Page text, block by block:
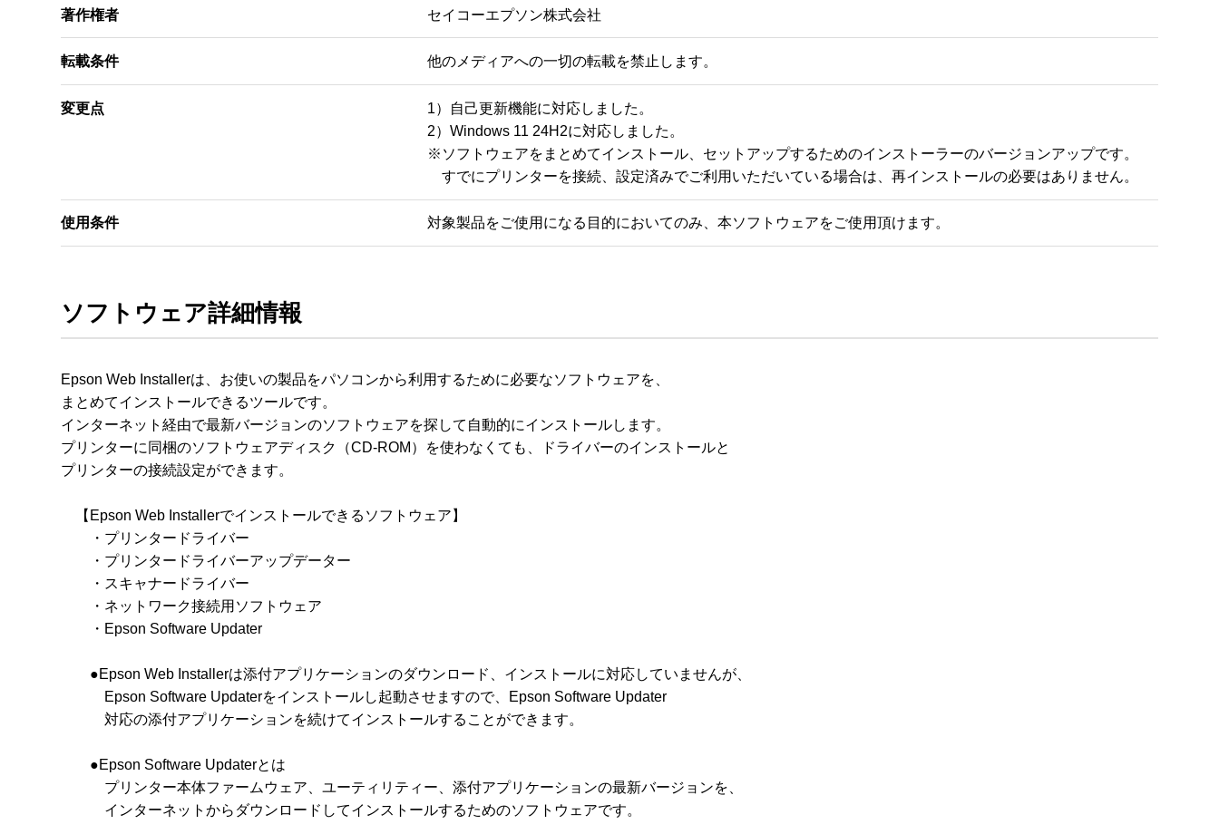
著作権者 セイコーエプソン株式会社
転載条件 他のメディアへの一切の転載を禁止します。
変更点
1）自己更新機能に対応しました。
2）Windows 11 24H2に対応しました。
※ソフトウェアをまとめてインストール、セットアップするためのインストーラーのバージョンアップです。
すでにプリンターを接続、設定済みでご利用いただいている場合は、再インストールの必要はありません。
使用条件 対象製品をご使用になる目的においてのみ、本ソフトウェアをご使用頂けます。
ソフトウェア詳細情報
Epson Web Installerは、お使いの製品をパソコンから利用するために必要なソフトウェアを、
まとめてインストールできるツールです。
インターネット経由で最新バージョンのソフトウェアを探して自動的にインストールします。
プリンターに同梱のソフトウェアディスク（CD-ROM）を使わなくても、ドライバーのインストールと
プリンターの接続設定ができます。
【Epson Web Installerでインストールできるソフトウェア】
・プリンタードライバー
・プリンタードライバーアップデーター
・スキャナードライバー
・ネットワーク接続用ソフトウェア
・Epson Software Updater
●Epson Web Installerは添付アプリケーションのダウンロード、インストールに対応していませんが、
Epson Software Updaterをインストールし起動させますので、Epson Software Updater
対応の添付アプリケーションを続けてインストールすることができます。
●Epson Software Updaterとは
プリンター本体ファームウェア、ユーティリティー、添付アプリケーションの最新バージョンを、
インターネットからダウンロードしてインストールするためのソフトウェアです。